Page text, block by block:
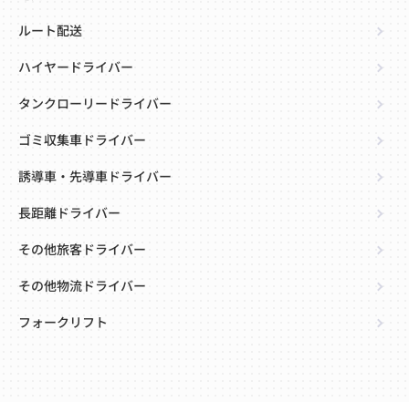
ルート配送
ハイヤードライバー
タンクローリードライバー
ゴミ収集車ドライバー
誘導車・先導車ドライバー
長距離ドライバー
その他旅客ドライバー
その他物流ドライバー
フォークリフト